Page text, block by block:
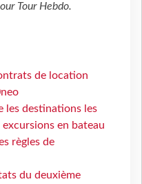
Tour Hebdo.
de location
les destinations les
en bateau
règles de
du deuxième